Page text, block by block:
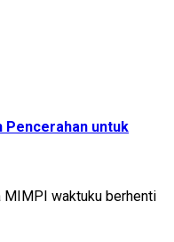
Pencerahan untuk
MIMPI waktuku berhenti